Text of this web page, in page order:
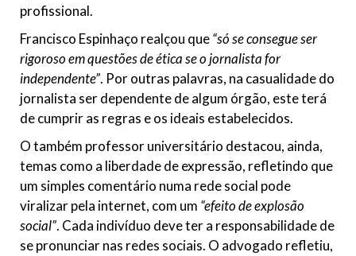
profissional.
Francisco Espinhaço realçou que“só se consegue ser
rigoroso em questões de ética se o jornalista for
independente”. Por outras palavras, na casualidade do
jornalista ser dependente de algum órgão, este terá
de cumprir as regras e os ideais estabelecidos.
O também professor universitário destacou, ainda,
temas como a liberdade de expressão, refletindo que
um simples comentário numa rede social pode
viralizar pela internet, com um “efeito de explosão
social”. Cada indivíduo deve ter a responsabilidade de
se pronunciar nas redes sociais. O advogado refletiu,